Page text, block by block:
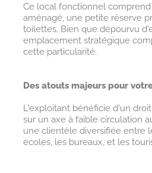
Ce local fonctionnel
aménagé, une petite réserve
toilettes. Bien que dépourvu
emplacement stratégique
cette particularité.
Des atouts majeurs pour
L'exploitant bénéficie d'un
sur un axe à faible circulation
une clientèle diversifiée entre
écoles, les bureaux, et les